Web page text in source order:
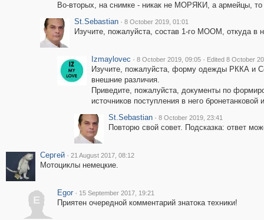
Во-вторых, на снимке - никак не МОРЯКИ, а армейцы,
St.Sebastian · 8 October 2019, 01:01
Изучите, пожалуйста, состав 1-го МООМ, откуда в
Izmaylovec · 8 October 2019, 09:05 · Edited 8 October
Изучите, пожалуйста, форму одежды РККА и
внешние различия.
Приведите, пожалуйста, документы по
источников поступления в него
St.Sebastian · 8 October 2019, 23:41
Повторю свой совет. Подсказка: ответ
Сергей · 21 August 2017, 08:12
Мотоциклы немецкие.
E
Egor · 15 September 2017, 19:21
Приятен очередной комментарий знатока техники!